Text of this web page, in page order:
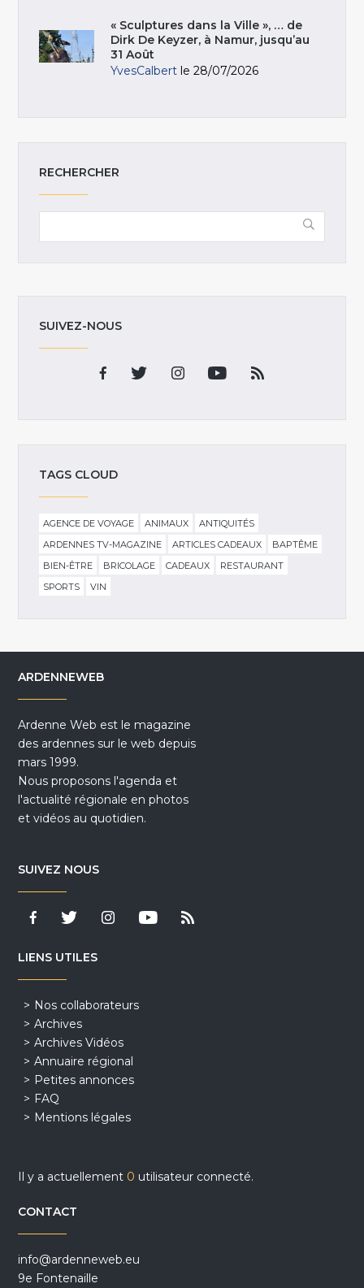
« Sculptures dans la Ville », … de
Dirk De Keyzer, à Namur, jusqu’au
31 Août
YvesCalbert le 28/07/2026
RECHERCHER
SUIVEZ-NOUS
TAGS CLOUD
AGENCE DE VOYAGE ANIMAUX
ANTIQUITÉS
ARDENNES TV-MAGAZINE
ARTICLES CADEAUX
BAPTÊME
BIEN-ÊTRE
BRICOLAGE CADEAUX
RESTAURANT
SPORTS
VIN
ARDENNEWEB
Ardenne Web est le magazine
des ardennes sur le web depuis
mars 1999.
Nous proposons l'agenda et
l'actualité régionale en photos
et vidéos au quotidien.
SUIVEZ NOUS
LIENS UTILES
Nos collaborateurs
Archives
Archives Vidéos
Annuaire régional
Petites annonces
FAQ
Mentions légales
Il y a actuellement 0 utilisateur connecté.
CONTACT
info@ardenneweb.eu
9e Fontenaille